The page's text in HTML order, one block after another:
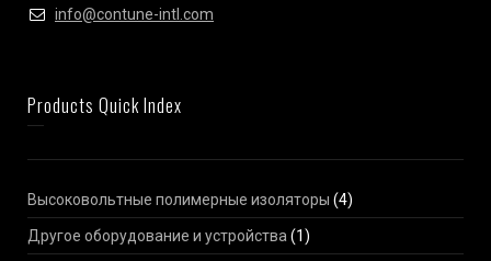
info@contune-intl.com
Products Quick Index
Высоковольтные полимерные изоляторы (4)
Другое оборудование и устройства(1)